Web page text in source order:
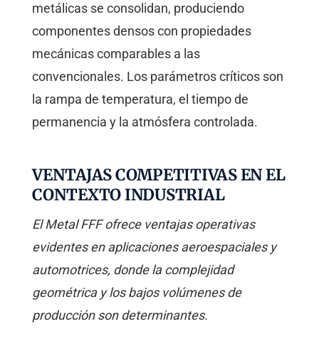
metálicas se consolidan, produciendo
componentes densos con propiedades
mecánicas comparables a las
convencionales. Los parámetros críticos son
la rampa de temperatura, el tiempo de
permanencia y la atmósfera controlada.
VENTAJAS COMPETITIVAS EN EL
CONTEXTO INDUSTRIAL
El Metal FFF ofrece ventajas operativas
evidentes en aplicaciones aeroespaciales y
automotrices, donde la complejidad
geométrica y los bajos volúmenes de
producción son determinantes.